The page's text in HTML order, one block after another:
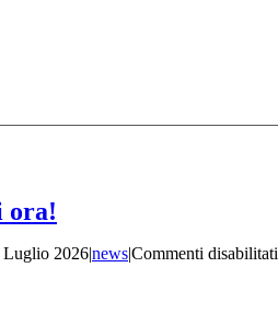
ora!
Luglio 2026|news|Commenti disabilitati